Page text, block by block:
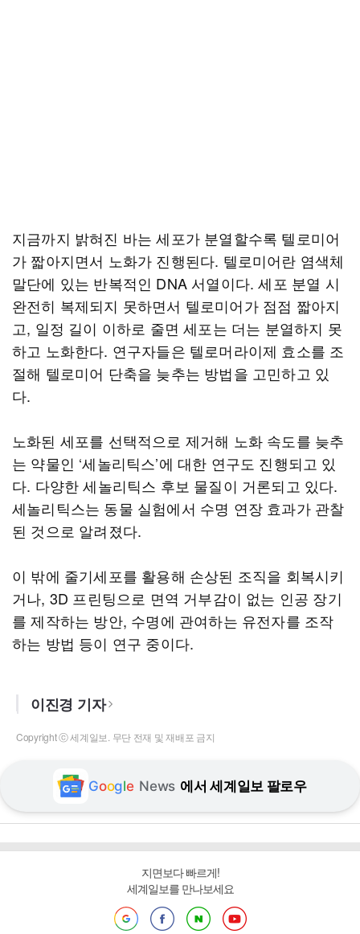
지금까지 밝혀진 바는 세포가 분열할수록 텔로미어
가 짧아지면서 노화가 진행된다. 텔로미어란 염색체
말단에 있는 반복적인 DNA 서열이다. 세포 분열 시
완전히 복제되지 못하면서 텔로미어가 점점 짧아지
고, 일정 길이 이하로 줄면 세포는 더는 분열하지 못
하고 노화한다. 연구자들은 텔로머라이제 효소를 조
절해 텔로미어 단축을 늦추는 방법을 고민하고 있
다.
노화된 세포를 선택적으로 제거해 노화 속도를 늦추
는 약물인 ‘세놀리틱스’에 대한 연구도 진행되고 있
다. 다양한 세놀리틱스 후보 물질이 거론되고 있다.
세놀리틱스는 동물 실험에서 수명 연장 효과가 관찰
된 것으로 알려졌다.
이 밖에 줄기세포를 활용해 손상된 조직을 회복시키
거나, 3D 프린팅으로 면역 거부감이 없는 인공 장기
를 제작하는 방안, 수명에 관여하는 유전자를 조작
하는 방법 등이 연구 중이다.
이진경 기자
Copyright ⓒ 세계일보. 무단 전재 및 재배포 금지
Google News 에서 세계일보 팔로우
지면보다 빠르게!
세계일보를 만나보세요